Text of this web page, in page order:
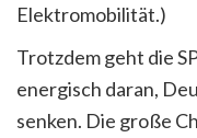
Elektromobilität.)
Trotzdem geht die
energisch daran,
senken. Die große